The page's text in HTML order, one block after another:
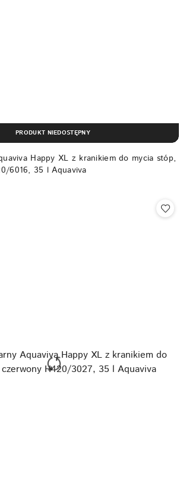
Happy XL z kranikiem do mycia stóp,
6016, 35 l Aquaviva
PRODUKT NIEDOSTĘPNY